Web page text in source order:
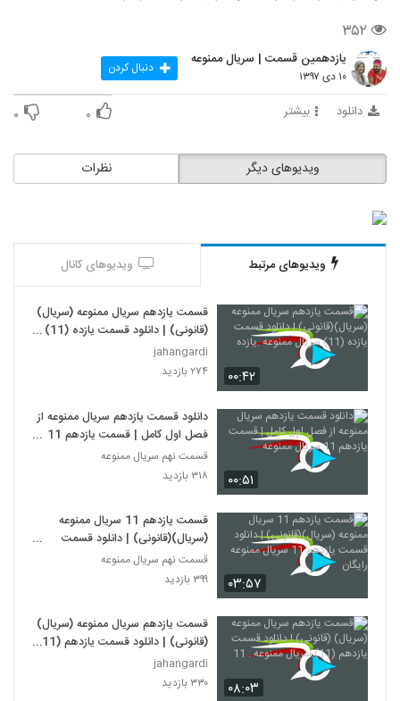
۳۵۲
یازدهمین قسمت | سریال ممنوعه
۱۰ دی ۱۳۹۷ دنبال کردن
دانلود بیشتر ۰ ۰
نظرات ویدیوهای دیگر
ویدیوهای مرتبط ویدیوهای کانال
۰۰:۴۲
قسمت یازدهم سریال ممنوعه (سریال)
(قانونی) | دانلود قسمت یازده (11)
سریال ممنوعه .یازده
jahangardi
۲۷۴ بازدید
۰۰:۵۱
دانلود قسمت یازدهم سریال ممنوعه از
فصل اول کامل | قسمت یازدهم 11
سریال ممنوعه
قسمت نهم سریال ممنوعه
۳۱۸ بازدید
۰۳:۵۷
قسمت یازدهم 11 سریال ممنوعه
(سریال)(قانونی) | دانلود قسمت
یازدهم 11 سریال ممنوعه رایگان
قسمت نهم سریال ممنوعه
۳۹۹ بازدید
۰۸:۰۳
قسمت یازدهم سریال ممنوعه (سریال)
(قانونی) | دانلود قسمت یازدهم (11)
سریال ممنوعه . 11
jahangardi
۳۳۰ بازدید